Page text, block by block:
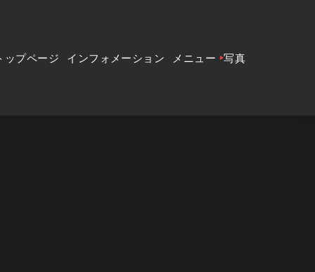
ップページ インフォメーション メニュー 写真